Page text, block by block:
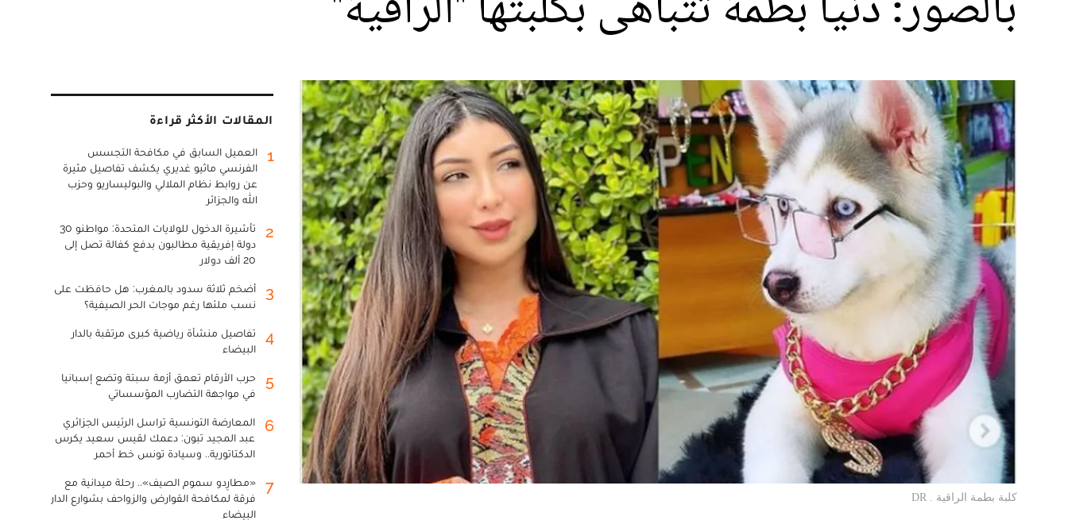
كلبة بطمة الراقية . DR
المقالات الأكثر قراءة
1
العميل السابق في مكافحة التجسس
الفرنسي ماثيو غديري يكشف تفاصيل مثيرة
عن روابط نظام الملالي والبوليساريو وحزب
الله والجزائر
2
تأشيرة الدخول للولايات المتحدة: مواطنو 30
دولة إفريقية مطالبون بدفع كفالة تصل إلى
20 ألف دولار
3
أضخم ثلاثة سدود بالمغرب: هل حافظت على
نسب ملئها رغم موجات الحر الصيفية؟
4
تفاصيل منشأة رياضية كبرى مرتقبة بالدار
البيضاء
5
حرب الأرقام تعمق أزمة سبتة وتضع إسبانيا
في مواجهة التضارب المؤسساتي
6
المعارضة التونسية تراسل الرئيس الجزائري
عبد المجيد تبون: دعمك لقيس سعيد يكرس
الدكتاتورية.. وسيادة تونس خط أحمر
7
«مطارِدو سموم الصيف».. رحلة ميدانية مع
فرقة لمكافحة القوارض والزواحف بشوارع الدار
البيضاء